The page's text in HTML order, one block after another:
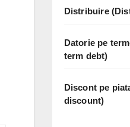
Distribuire
Datorie pe
term debt)
Discont pe
discount)